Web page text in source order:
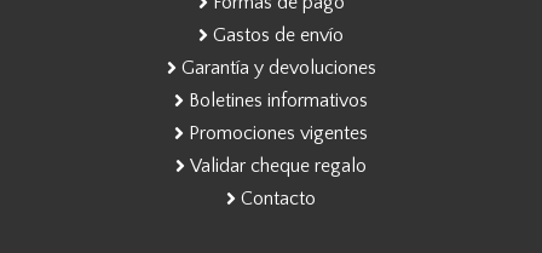
Gastos de envío
Garantía y devoluciones
Boletines informativos
Promociones vigentes
Validar cheque regalo
Contacto